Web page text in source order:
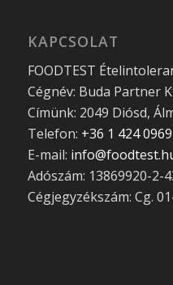
KAPCSOLAT
FOODTEST
Cégnév: Buda Partner
Címünk: 2049 Diósd,
Telefon: +36 1 424 0969
E-mail:
Adószám: 13869920-2-
Cégjegyzékszám: Cg.